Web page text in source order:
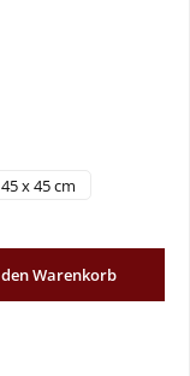
x 45 cm
Warenkorb